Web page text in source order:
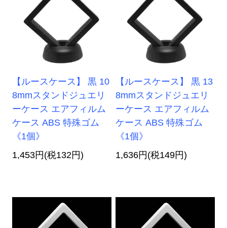
【ルースケース】 黒 10
8mmスタンドジュエリ
ーケース エアフィルム
ケース ABS 特殊ゴム
《1個》
1,453円(税132円)
【ルースケース】 黒 13
8mmスタンドジュエリ
ーケース エアフィルム
ケース ABS 特殊ゴム
《1個》
1,636円(税149円)